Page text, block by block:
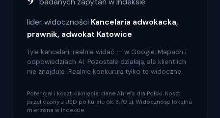
lider widoczności Kancelaria adwokacka,
prawnik, adwokat Katowice
Tyle kancelarii realnie widać — w Google, Mapach i
odpowiedziach AI. Pozostałe działają, ale klient ich
nie znajduje. Realnie konkurują tylko te widoczne.
Potencjał i koszt kliknięcia: dane Ahrefs dla Polski. Koszt
przeliczony z USD po kursie ok. 3,70 zł. Widoczność lokalna
mierzona w Indeksie.